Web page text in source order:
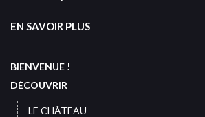
EN SAVOIR PLUS
BIENVENUE !
DÉCOUVRIR
LE CHÂTEAU